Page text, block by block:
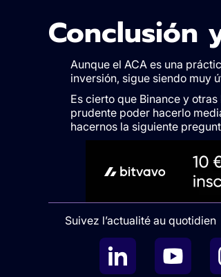
Conclusión
Aunque el ACA es una
inversión, sigue siendo muy
Es cierto que Binance y
prudente poder hacerlo
hacernos la siguiente
Suivez l’actualité au quotidien